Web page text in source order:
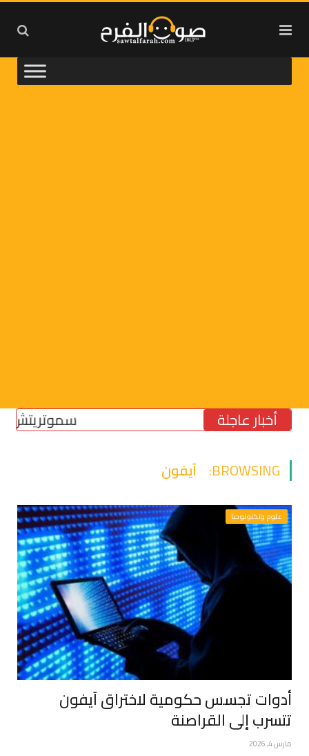
أخبار عاجلة سموتريتش: بقاء
BROWSING: آيفون
علوم وتكنولوجيا
أدوات تجسس حكومية لاختراق آيفون
تتسرب إلى القراصنة
مارس 4, 2026